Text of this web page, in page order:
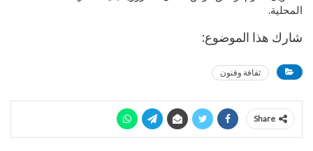
المحلية.
شارك هذا الموضوع:
ثقافة وفنون
Share